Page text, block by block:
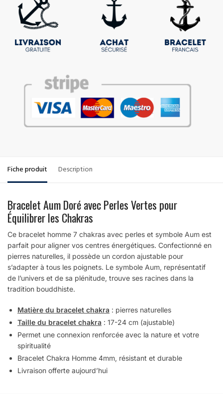
Fiche produit Description
Bracelet Aum Doré avec Perles Vertes pour
Équilibrer les Chakras
Ce bracelet homme 7 chakras avec perles et symbole Aum est
parfait pour aligner vos centres énergétiques. Confectionné en
pierres naturelles, il possède un cordon ajustable pour
s’adapter à tous les poignets. Le symbole Aum, représentatif
de l’univers et de sa plénitude, trouve ses racines dans la
tradition bouddhiste.
Matière du bracelet chakra : pierres naturelles
Taille du bracelet chakra : 17-24 cm (ajustable)
Permet une connexion renforcée avec la nature et votre
spiritualité
Bracelet Chakra Homme 4mm, résistant et durable
Livraison offerte aujourd’hui